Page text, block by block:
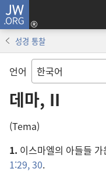
JW.ORG
성경 통찰
언어
데마, II
(Tema)
1. 이스마엘의 아들들
1:29, 30.